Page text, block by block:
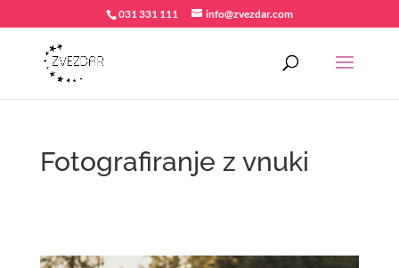
031 331 111 info@zvezdar.com
Fotografiranje z vnuki